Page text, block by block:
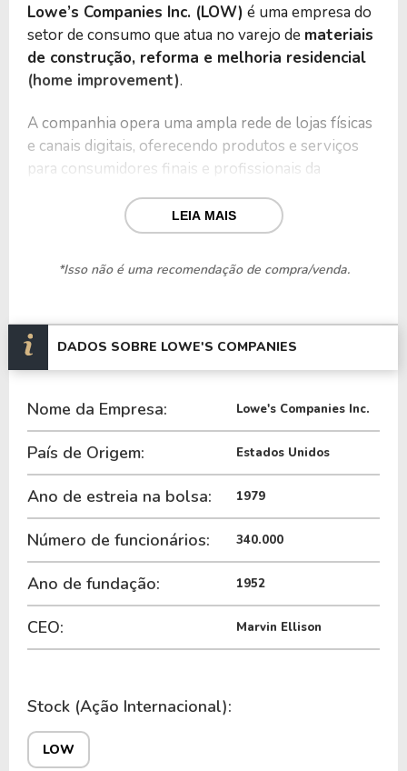
Lowe’s Companies Inc. (LOW) é uma empresa do
setor de consumo que atua no varejo de materiais
de construção, reforma e melhoria residencial
(home improvement).
A companhia opera uma ampla rede de lojas físicas
e canais digitais, oferecendo produtos e serviços
para consumidores finais e profissionais da
Suas principais atividades incluem:
Venda de materiais de construção e reforma.
manutenção.
•
Soluções para profissionais (Pro customers).
•Serviços de instalação e suporte técnico.
A Lowe’s atua principalmente nosEstados Unidos
com forte presença no mercado de melhoria
residencial.
O desempenho da empresa é influenciado por
fatores comociclo imobiliário, renda do
consumidor, taxas de juros, atividade de
reformas e condições macroeconômicas.
As ações são negociadas naNYSE sob o ticker
LOW
nos Estados Unidos
LEIA MAIS
*Isso não é uma recomendação de compra/venda.
DADOS SOBRE LOWE'S COMPANIES
Nome da Empresa: Lowe's Companies Inc.
País de Origem: Estados Unidos
Ano de estreia na bolsa: 1979
Número de funcionários: 340.000
Ano de fundação: 1952
CEO: Marvin Ellison
Stock (Ação Internacional):
LOW